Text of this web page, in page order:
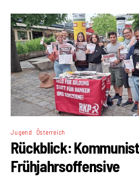
Jugend Österreich
Rückblick:
Frühjahrsoffensive